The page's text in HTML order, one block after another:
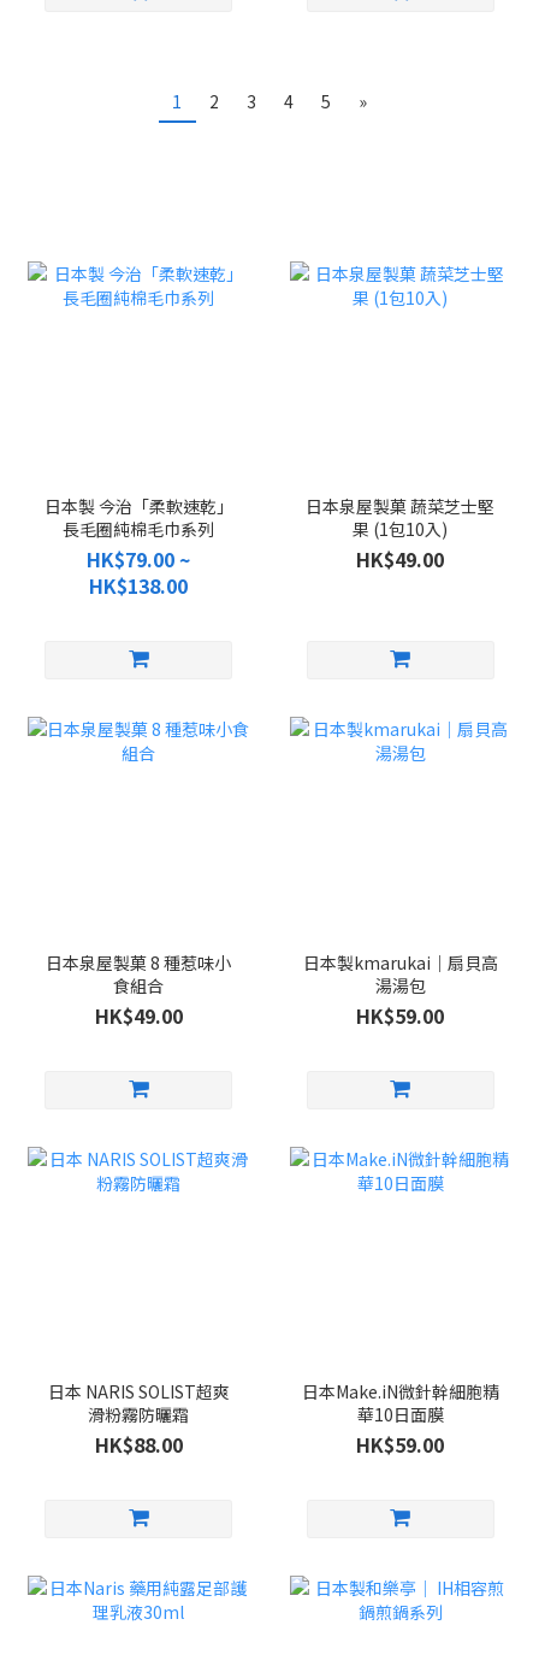
1 2 3 4 5 »
日本製 今治「柔軟速乾」
長毛圈純棉毛巾系列
HK$79.00 ~
HK$138.00
日本泉屋製菓 蔬菜芝士堅
果 (1包10入)
HK$49.00
日本泉屋製菓 8 種惹味小
食組合
HK$49.00
日本製kmarukai｜扇貝高
湯湯包
HK$59.00
日本 NARIS SOLIST超爽
滑粉霧防曬霜
HK$88.00
日本Make.iN微針幹細胞精
華10日面膜
HK$59.00